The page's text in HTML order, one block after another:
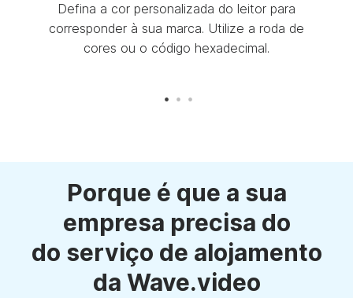
Defina a cor personalizada do leitor para
corresponder à sua marca. Utilize a roda de
cores ou o código hexadecimal.
Porque é que a sua
empresa precisa do
do serviço de alojamento
da Wave.video